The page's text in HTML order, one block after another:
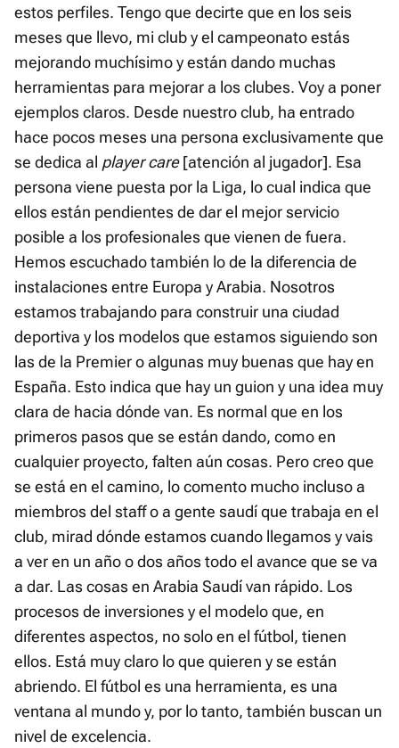
estos perfiles. Tengo que decirte que en los seis
meses que llevo, mi club y el campeonato estás
mejorando muchísimo y están dando muchas
herramientas para mejorar a los clubes. Voy a poner
ejemplos claros. Desde nuestro club, ha entrado
hace pocos meses una persona exclusivamente que
se dedica al player care[atención al jugador]. Esa
persona viene puesta por la Liga, lo cual indica que
ellos están pendientes de dar el mejor servicio
posible a los profesionales que vienen de fuera.
Hemos escuchado también lo de la diferencia de
instalaciones entre Europa y Arabia. Nosotros
estamos trabajando para construir una ciudad
deportiva y los modelos que estamos siguiendo son
las de la Premier o algunas muy buenas que hay en
España. Esto indica que hay un guion y una idea muy
clara de hacia dónde van. Es normal que en los
primeros pasos que se están dando, como en
cualquier proyecto, falten aún cosas. Pero creo que
se está en el camino, lo comento mucho incluso a
miembros del staff o a gente saudí que trabaja en el
club, mirad dónde estamos cuando llegamos y vais
a ver en un año o dos años todo el avance que se va
a dar. Las cosas en Arabia Saudí van rápido. Los
procesos de inversiones y el modelo que, en
diferentes aspectos, no solo en el fútbol, tienen
ellos. Está muy claro lo que quieren y se están
abriendo. El fútbol es una herramienta, es una
ventana al mundo y, por lo tanto, también buscan un
nivel de excelencia.